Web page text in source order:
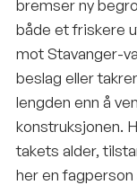
bremser ny
både et friskere
mot Stavanger-
beslag eller
lengden enn å
konstruksjonen.
takets alder,
her en